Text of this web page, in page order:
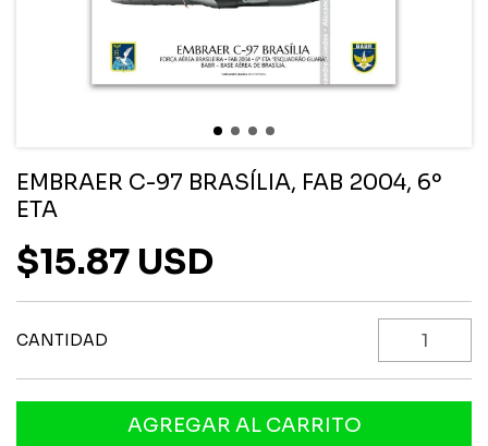
EMBRAER C-97 BRASÍLIA, FAB 2004, 6º
ETA
$15.87 USD
CANTIDAD